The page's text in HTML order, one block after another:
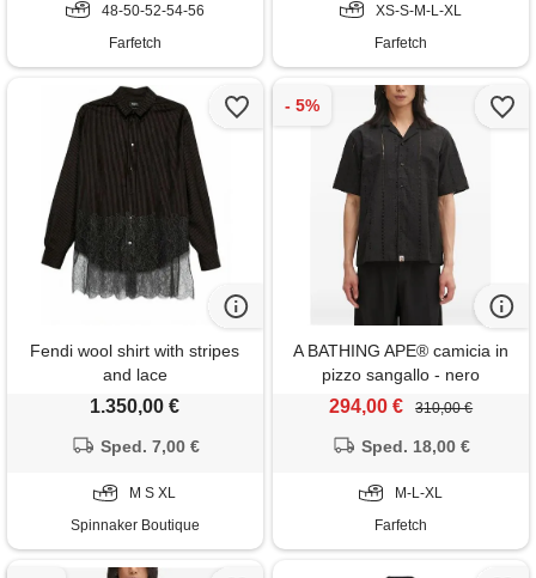
48-50-52-54-56
Farfetch
XS-S-M-L-XL
Farfetch
Fendi wool shirt with stripes
and lace
1.350,00 €
Sped. 7,00 €
M S XL
Spinnaker Boutique
A BATHING APE® camicia in
pizzo sangallo - nero
294,00 € 310,00 €
Sped. 18,00 €
M-L-XL
Farfetch